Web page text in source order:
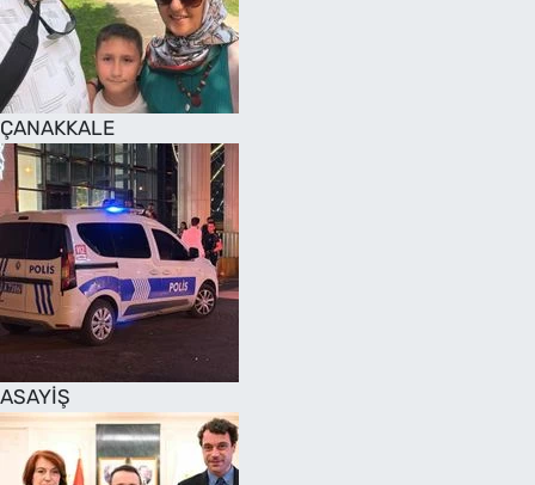
ÇANAKKALE
ASAYİŞ
SAĞLIK
TV REHBERİ